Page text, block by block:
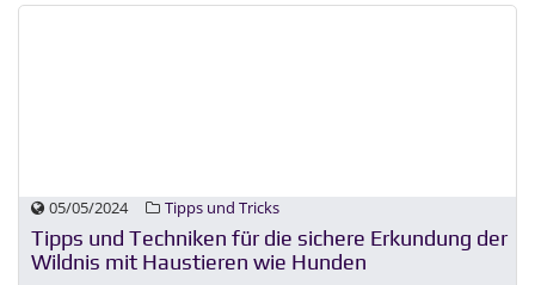
05/05/2024 Tipps und Tricks
Tipps und Techniken für die sichere Erkundung der
Wildnis mit Haustieren wie Hunden